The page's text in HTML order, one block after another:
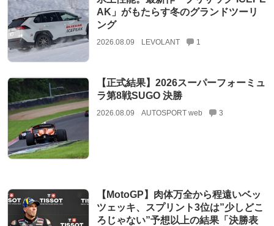
AK」がもたらす冬のグランドツーリ
ング
2026.08.09 LEVOLANT 1
【正式結果】2026スーパーフォーミュ
ラ第8戦SUGO 決勝
2026.08.09 AUTOSPORT web 3
【MotoGP】肉体万全から程遠いベッ
ツェッキ、スプリント3位は”少しどこ
ろじゃない”予想以上の結果「決勝表